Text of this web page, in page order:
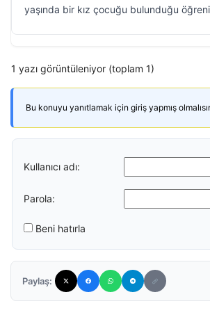
yaşında bir kız çocuğu bulunduğu
1 yazı görüntüleniyor (toplam 1)
Bu konuyu yanıtlamak için giriş yapmış
Kullanıcı adı:
Parola:
Beni hatırla
Paylaş: